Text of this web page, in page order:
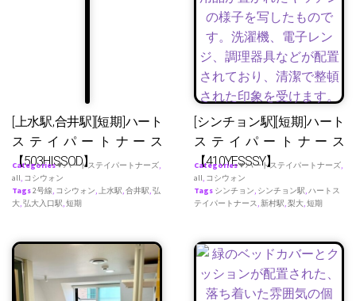
[上水駅,合井駅][短期]ハート
ステイパートナース
【503HISSOD】
Categories♥ ハートステイパートナーズ,
all, コシウォン
Tags2号線, コシウォン, 上水駅,合井駅,弘
大,弘大入口駅,短期
[シンチョン駅][短期]ハート
ステイパートナース
【410YESSSY】
Categories♥ ハートステイパートナーズ,
all, コシウォン
Tags シンチョン, シンチョン駅,ハートス
テイパートナース,新村駅,梨大,短期